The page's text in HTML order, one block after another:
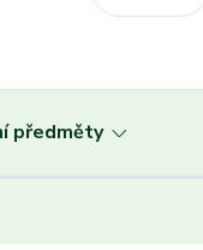
předměty